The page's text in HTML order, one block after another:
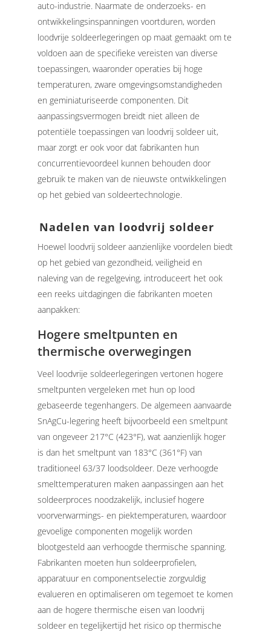
auto-industrie. Naarmate de onderzoeks- en
ontwikkelingsinspanningen voortduren, worden
loodvrije soldeerlegeringen op maat gemaakt om te
voldoen aan de specifieke vereisten van diverse
toepassingen, waaronder operaties bij hoge
temperaturen, zware omgevingsomstandigheden
en geminiaturiseerde componenten. Dit
aanpassingsvermogen breidt niet alleen de
potentiële toepassingen van loodvrij soldeer uit,
maar zorgt er ook voor dat fabrikanten hun
concurrentievoordeel kunnen behouden door
gebruik te maken van de nieuwste ontwikkelingen
op het gebied van soldeertechnologie.
Nadelen van loodvrij soldeer
Hoewel loodvrij soldeer aanzienlijke voordelen biedt
op het gebied van gezondheid, veiligheid en
naleving van de regelgeving, introduceert het ook
een reeks uitdagingen die fabrikanten moeten
aanpakken:
Hogere smeltpunten en
thermische overwegingen
Veel loodvrije soldeerlegeringen vertonen hogere
smeltpunten vergeleken met hun op lood
gebaseerde tegenhangers. De algemeen aanvaarde
SnAgCu-legering heeft bijvoorbeeld een smeltpunt
van ongeveer 217°C (423°F), wat aanzienlijk hoger
is dan het smeltpunt van 183°C (361°F) van
traditioneel 63/37 loodsoldeer. Deze verhoogde
smelttemperaturen maken aanpassingen aan het
soldeerproces noodzakelijk, inclusief hogere
voorverwarmings- en piektemperaturen, waardoor
gevoelige componenten mogelijk worden
blootgesteld aan verhoogde thermische spanning.
Fabrikanten moeten hun soldeerprofielen,
apparatuur en componentselectie zorgvuldig
evalueren en optimaliseren om tegemoet te komen
aan de hogere thermische eisen van loodvrij
soldeer en tegelijkertijd het risico op thermische